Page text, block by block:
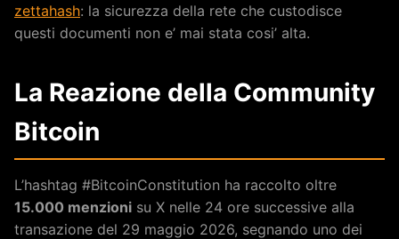
zettahash: la sicurezza della rete che custodisce
questi documenti non e’ mai stata cosi’ alta.
La Reazione della Community
Bitcoin
L’hashtag #BitcoinConstitution ha raccolto oltre
15.000 menzioni su X nelle 24 ore successive alla
transazione del 29 maggio 2026, segnando uno dei